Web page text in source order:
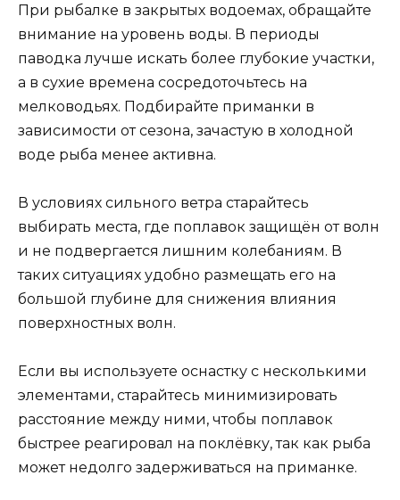
При рыбалке в закрытых водоемах, обращайте
внимание на уровень воды. В периоды
паводка лучше искать более глубокие участки,
а в сухие времена сосредоточьтесь на
мелководьях. Подбирайте приманки в
зависимости от сезона, зачастую в холодной
воде рыба менее активна.
В условиях сильного ветра старайтесь
выбирать места, где поплавок защищён от волн
и не подвергается лишним колебаниям. В
таких ситуациях удобно размещать его на
большой глубине для снижения влияния
поверхностных волн.
Если вы используете оснастку с несколькими
элементами, старайтесь минимизировать
расстояние между ними, чтобы поплавок
быстрее реагировал на поклёвку, так как рыба
может недолго задерживаться на приманке.